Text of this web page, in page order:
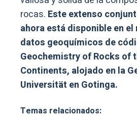
rocas. Este extenso
ahora está disponible en
datos geoquímicos de
Geochemistry of Rocks of
Continents, alojado en la
Universität en Gotinga.
Temas relacionados: